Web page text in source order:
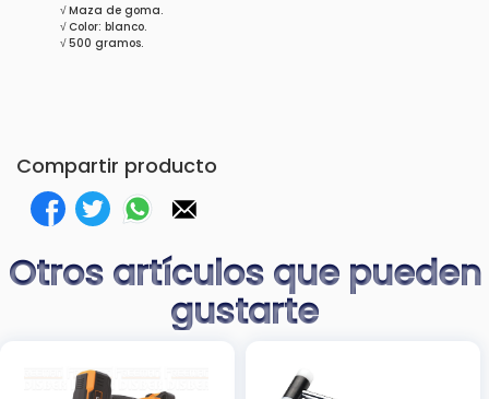
√ Maza de goma.
√ Color: blanco.
√ 500 gramos.
Compartir producto
Otros artículos que pueden
gustarte